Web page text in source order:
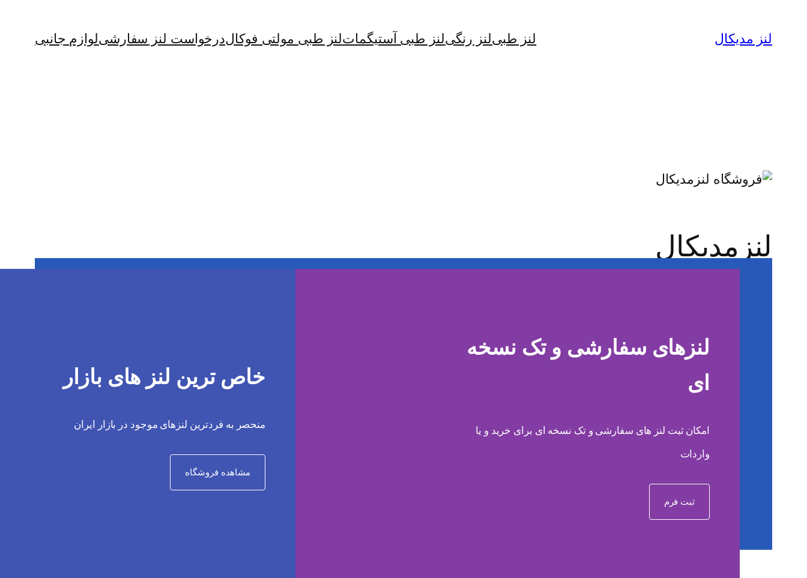
لنز مدیکال لنز طبیلنز رنگیلنز طبی آستیگماتلنز طبی مولتی فوکالدرخواست لنز سفارشیلوازم جانبی
لنزمدیکال
لنزهای سفارشی و تک نسخه
ای
امکان ثبت لنز های سفارشی و تک نسخه ای برای خرید و یا
واردات
ثبت فرم
خاص ترین لنز های بازار
منحصر به فردترین لنزهای موجود در بازار ایران
مشاهده فروشگاه